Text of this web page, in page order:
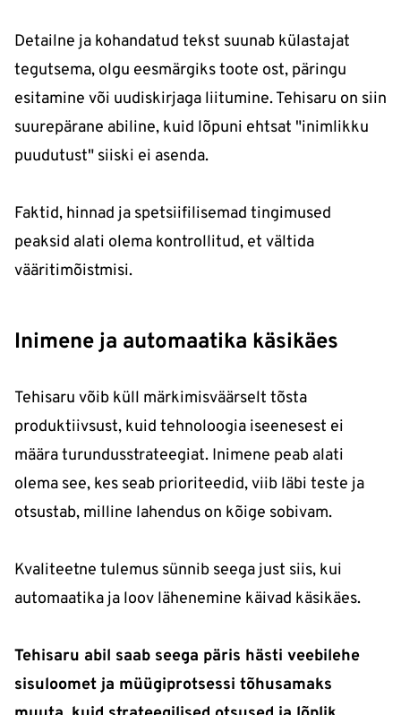
Detailne ja kohandatud tekst suunab külastajat
tegutsema, olgu eesmärgiks toote ost, päringu
esitamine või uudiskirjaga liitumine. Tehisaru on siin
suurepärane abiline, kuid lõpuni ehtsat "inimlikku
puudutust" siiski ei asenda.
Faktid, hinnad ja spetsiifilisemad tingimused
peaksid alati olema kontrollitud, et vältida
vääritimõistmisi.
Inimene ja automaatika käsikäes
Tehisaru võib küll märkimisväärselt tõsta
produktiivsust, kuid tehnoloogia iseenesest ei
määra turundusstrateegiat. Inimene peab alati
olema see, kes seab prioriteedid, viib läbi teste ja
otsustab, milline lahendus on kõige sobivam.
Kvaliteetne tulemus sünnib seega just siis, kui
automaatika ja loov lähenemine käivad käsikäes.
Tehisaru abil saab seega päris hästi veebilehe
sisuloomet ja müügiprotsessi tõhusamaks